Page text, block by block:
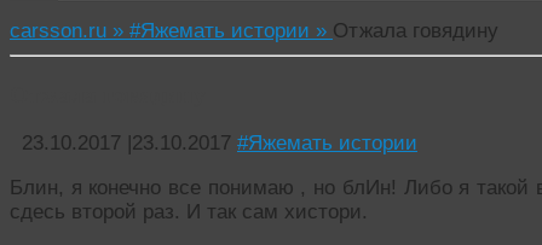
carsson.ru » #Яжемать истории » Отжала говядину
23.10.2017 |23.10.2017 #Яжемать истории
Блин, я конечно все понимаю , но блИн! Либо я
сдесь второй раз. И так сам хистори.